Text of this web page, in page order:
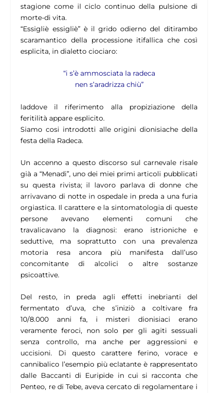
stagione come il ciclo continuo della pulsione di
morte-di vita.
“Essigliè essigliè” è il grido odierno del ditirambo
scaramantico della processione itifallica che così
esplicita, in dialetto ciociaro:
“i s’è ammosciata la radeca
nen s’aradrizza chiù”
laddove il riferimento alla propiziazione della
feritilità appare esplicito.
Siamo cosi introdotti alle origini dionisiache della
festa della Radeca.
Un accenno a questo discorso sul carnevale risale
già a “Menadi”, uno dei miei primi articoli pubblicati
su questa rivista; il lavoro parlava di donne che
arrivavano di notte in ospedale in preda a una furia
orgiastica. Il carattere e la sintomatologia di queste
persone avevano elementi comuni che
travalicavano la diagnosi: erano istrioniche e
seduttive, ma soprattutto con una prevalenza
motoria resa ancora più manifesta dall’uso
concomitante di alcolici o altre sostanze
psicoattive.
Del resto, in preda agli effetti inebrianti del
fermentato d’uva, che s’iniziò a coltivare fra
10/8.000 anni fa, i misteri dionisiaci erano
veramente feroci, non solo per gli agiti sessuali
senza controllo, ma anche per aggressioni e
uccisioni. Di questo carattere ferino, vorace e
cannibalico l’esempio più eclatante è rappresentato
dalle Baccanti di Euripide in cui si racconta che
Penteo, re di Tebe, aveva cercato di regolamentare i